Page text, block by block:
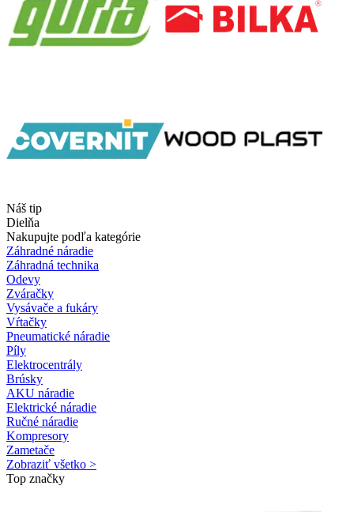
Náš tip
Dielňa
Nakupujte podľa kategórie
Záhradné náradie
Záhradná technika
Odevy
Zváračky
Vysávače a fukáry
Vŕtačky
Pneumatické náradie
Píly
Elektrocentrály
Brúsky
AKU náradie
Elektrické náradie
Ručné náradie
Kompresory
Zametače
Zobraziť všetko >
Top značky